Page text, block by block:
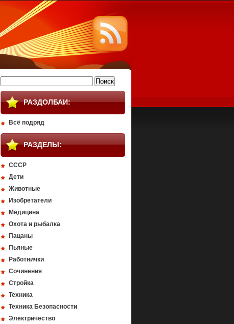
РАЗДОЛБАИ:
Всё подряд
РАЗДЕЛЫ:
СССР
Дети
Животные
Изобретатели
Медицина
Охота и рыбалка
Пацаны
Пьяные
Работнички
Сочинения
Стройка
Техника
Техника Безопасности
Электричество